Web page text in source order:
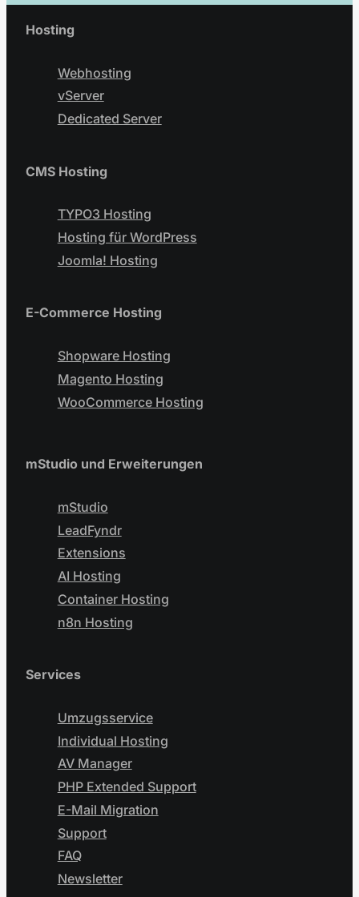
Hosting
Webhosting
vServer
Dedicated Server
CMS Hosting
TYPO3 Hosting
Hosting für WordPress
Joomla! Hosting
E-Commerce Hosting
Shopware Hosting
Magento Hosting
WooCommerce Hosting
mStudio und Erweiterungen
mStudio
LeadFyndr
Extensions
AI Hosting
Container Hosting
n8n Hosting
Services
Umzugsservice
Individual Hosting
AV Manager
PHP Extended Support
E-Mail Migration
Support
FAQ
Newsletter